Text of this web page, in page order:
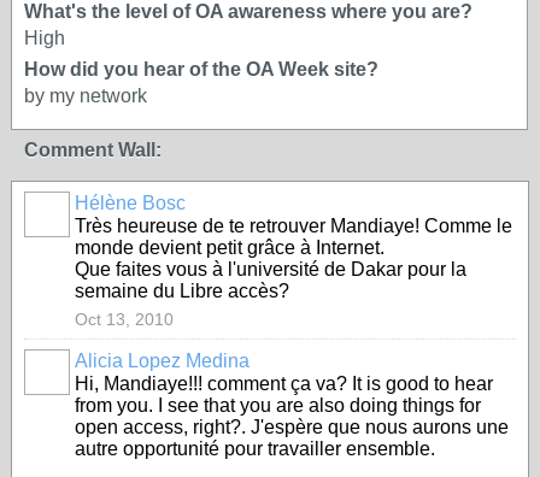
What's the level of OA awareness where you are?
High
How did you hear of the OA Week site?
by my network
Comment Wall:
Hélène Bosc
Très heureuse de te retrouver Mandiaye! Comme le
monde devient petit grâce à Internet.
Que faites vous à l'université de Dakar pour la
semaine du Libre accès?
Oct 13, 2010
Alicia Lopez Medina
Hi, Mandiaye!!! comment ça va? It is good to hear
from you. I see that you are also doing things for
open access, right?. J'espère que nous aurons une
autre opportunité pour travailler ensemble.